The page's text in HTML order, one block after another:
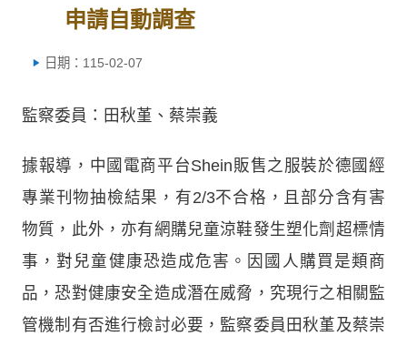
申請自動調查
日期：115-02-07
監察委員：田秋堇、蔡崇義
據報導，中國電商平台Shein販售之服裝於德國經
專業刊物抽檢結果，有2/3不合格，且部分含有害
物質，此外，亦有網購兒童涼鞋發生塑化劑超標情
事，對兒童健康恐造成危害。因國人購買是類商
品，恐對健康安全造成潛在威脅，究現行之相關監
管機制有否進行檢討必要，監察委員田秋堇及蔡崇